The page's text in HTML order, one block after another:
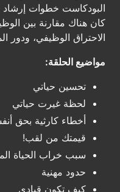
البودكاست خطوات إرشاد
كان هناك مقارنة بين
الاحتراق الوظيفي، ودور
مواضيع الحلقة:
تحسين حياتي
لحظة غيرت حياتي
أخطاء كارثية بحق
قيمتك من لقب!
سبب خراب الحياة
حدود مهنية
كيف تكون قيادي